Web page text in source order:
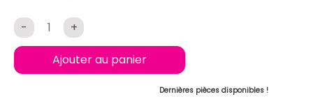
- +
Ajouter au panier
Dernières pièces disponibles !